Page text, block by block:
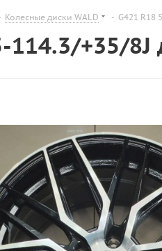
Колесные диски WALD - G421 R18
114.3/+35/8J